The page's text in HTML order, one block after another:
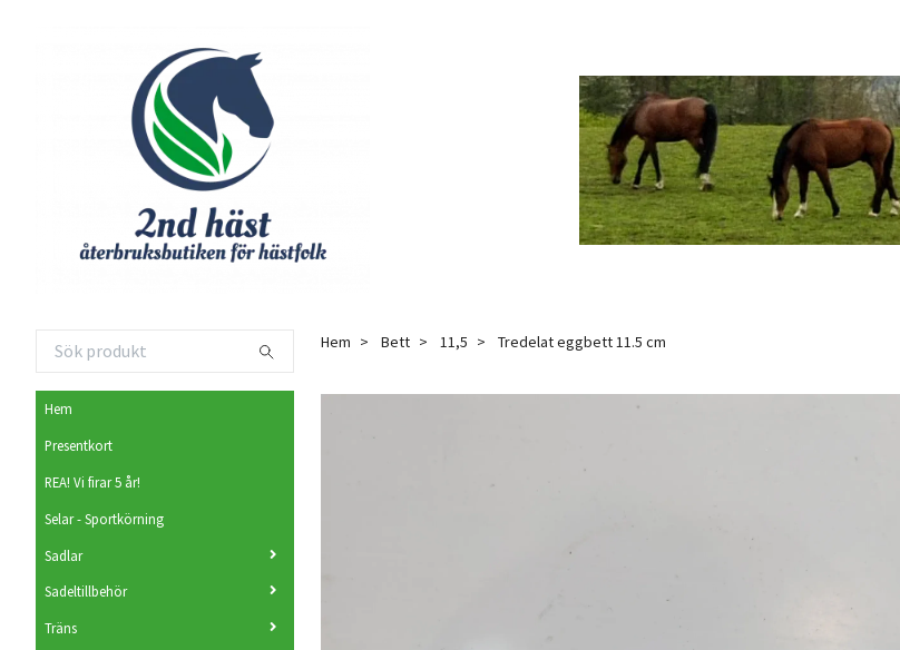
Hem
Presentkort
REA! Vi firar 5 år!
Selar - Sportkörning
Sadlar
Sadeltillbehör
Träns
Hem Bett 11,5 Tredelat eggbett 11.5 cm